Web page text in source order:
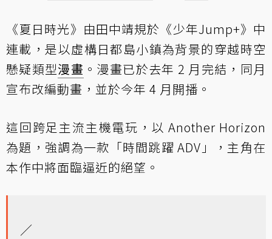
《夏日時光》由田中靖規於《少年Jump+》中
連載，是以虛構日都島小鎮為背景的穿越時空
懸疑類型漫畫 。漫畫已於去年 2 月完結，同月
宣布改編動畫，並於今年 4 月開播。
這回跨足主流主機電玩，以 Another Horizon
為題，強調為一款「時間跳躍 ADV」，主角在
本作中將面臨逼近的絕望。
／